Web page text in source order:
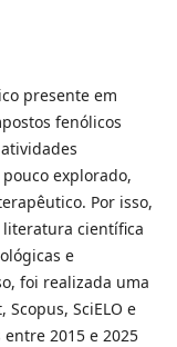
presente em
fenólicos
explorado,
Por isso,
científica
e
foi realizada uma
SciELO e
2015 e 2025